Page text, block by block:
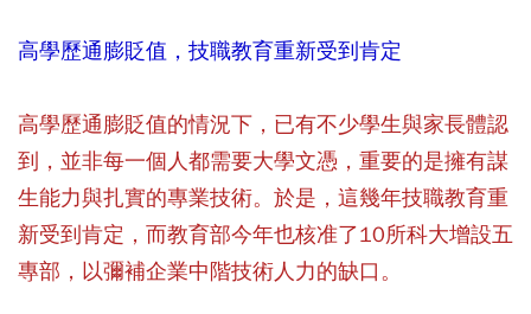
高學歷通膨貶值，技職教育重新受到肯定
高學歷通膨貶值的情況下，已有不少學生與家長體認
到，並非每一個人都需要大學文憑，重要的是擁有謀
生能力與扎實的專業技術。於是，這幾年技職教育重
新受到肯定，而教育部今年也核准了10所科大增設五
專部，以彌補企業中階技術人力的缺口。